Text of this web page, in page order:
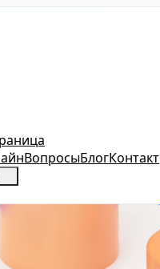
ВопросыБлогКонтакт